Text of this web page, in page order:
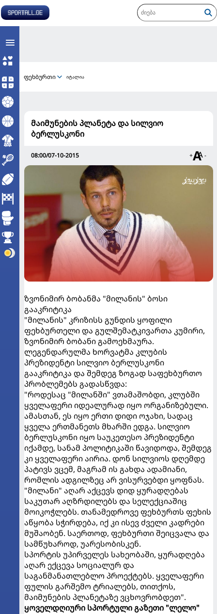
ფეხბურთი იტალია
მაიმუნების პლანეტა და სილვიო
ბერლუსკონი
08:00/07-10-2015 + -
ზვონიმირ ბობანმა "მილანის" ბოსი
გააკრიტიკა
"მილანის" კრიზისს გუნდის ყოფილი
ფეხბურთელი და გულშემატკივართა კუმირი,
ზვონიმირ ბობანი გამოეხმაურა.
ლეგენდარულმა ხორვატმა კლუბის
პრეზიდენტი სილვიო ბერლუსკონი
გააკრიტიკა და შემდეგ ზოგად საფეხბურთო
პრობლემებს გადასწვდა:
"როდესაც "მილანში" ვთამაშობდი, კლუბში
ყველაფერი იდეალურად იყო ორგანიზებული.
ამასთან, ეს იყო ერთი დიდი ოჯახი, სადაც
ყველა ერთმანეთს მხარში ედგა. სილვიო
ბერლუსკონი იყო საუკეთესო პრეზიდენტი
იქამდე, სანამ პოლიტიკაში წავიდოდა, შემდეგ
კი ყველაფერი აირია. დონ სილვიოს დღემდე
პატივს ვცემ, მაგრამ ის გახდა ადამიანი,
რომლის ადგილზეც არ ვისურვებდი ყოფნას.
"მილანი" აღარ აქცევს დიდ ყურადღებას
საკუთარ აღზრდილებს და სელექციაშიც
მოიკოჭლებს. თანამედროვე ფეხბურთს ფეხის
აწყობა სჭირდება, იქ კი ისევ ძველი კადრები
მუშაობენ. საერთოდ, ფეხბურთი შეიცვალა და
სამწუხაროდ, უარესობისკენ.
სპორტის უპირველეს სახეობაში, ყურადღება
აღარ ექცევა სოციალურ და
საგანმანათლებლო პროექტებს. ყველაფერი
ფულის გარშემო ტრიალებს, თითქოს,
მაიმუნების პლანეტაზე ვცხოვრობდეთ".
ყოველდღიური სპორტული გაზეთი "ლელო"